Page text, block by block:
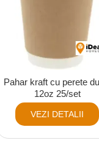
Pahar kraft cu perete
12oz 25/set
VEZI DETALII